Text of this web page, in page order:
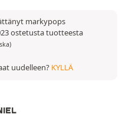
markypops
ostetusta tuotteesta
uudelleen? KYLLÄ